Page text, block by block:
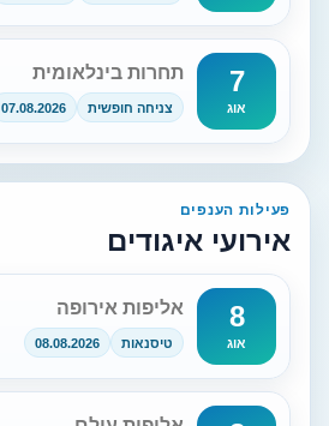
7
אוג
תחרות בינלאומית
צניחה חופשית 07.08.2026
פעילות הענפים
אירועי איגודים
8
אוג
אליפות אירופה
טיסנאות 08.08.2026